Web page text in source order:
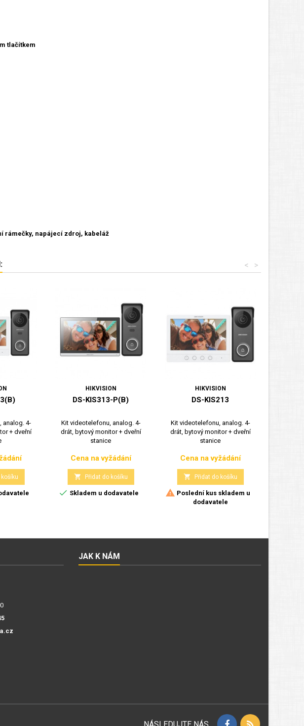
tlačítkem
rámečky, napájecí zdroj, kabeláž
>
<
analog. 4-
+ dveřní
HIKVISION
DS-KIS313-P(B)
Kit videotelefonu, analog. 4-
drát, bytový monitor + dveřní
stanice
Cena
Cena na vyžádání
 Přidat do košíku
 Skladem u dodavatele
HIKVISION
DS-KIS213
Kit videotelefonu, analog. 4-
drát, bytový monitor + dveřní
stanice
Cena
Cena na vyžádání
 Přidat do košíku
 Poslední kus skladem u
dodavatele
JAK K NÁM